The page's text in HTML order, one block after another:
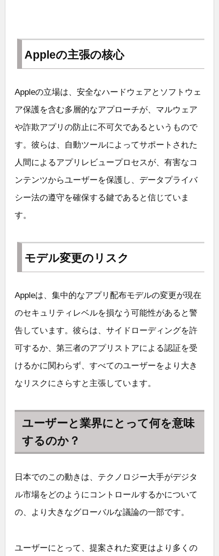
Appleの主張の核心
Appleの立場は、安全なハードウェアとソフトウェ
ア保護を含む多層的なアプローチが、マルウェア
や詐欺アプリの防止に不可欠であるというもので
す。彼らは、自動ツールによってサポートされた
人間によるアプリレビュープロセスが、有害なコ
ンテンツからユーザーを保護し、データプライバ
シー法の遵守を確保する鍵であると信じていま
す。
モデル変更のリスク
Appleは、集中的なアプリ配布モデルの変更が現在
のセキュリティレベルを損なう可能性があると警
告しています。彼らは、サイドローディングを許
可するか、第三者のアプリストアによる認証を受
けるかに関わらず、すべてのユーザーをより大き
なリスクにさらすと主張しています。
ユーザーと業界にとって何を意味
するのか？
日本でのこの動きは、テクノロジー大手がデジタ
ル市場をどのようにコントロールするかについて
の、より大きなグローバルな議論の一部です。
ユーザーにとって、提案された変更はより多くの